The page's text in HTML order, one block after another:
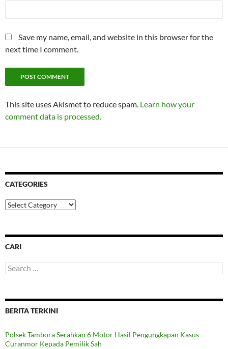
Save my name, email, and website in this browser for the
next time I comment.
This site uses Akismet to reduce spam. Learn how your
comment data is processed.
CATEGORIES
Categories
CARI
Search
for:
BERITA TERKINI
Polsek Tambora Serahkan 6 Motor Hasil Pengungkapan Kasus
Curanmor Kepada Pemilik Sah